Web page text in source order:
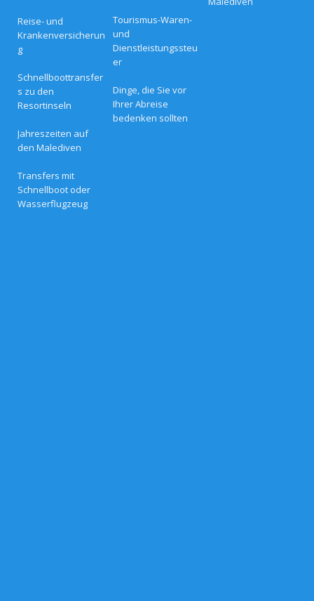
Reise- und
Krankenversicherun
g
Schnellboottransfer
s zu den
Resortinseln
Jahreszeiten auf
den Malediven
Transfers mit
Schnellboot oder
Wasserflugzeug
Tourismus-Waren-
und
Dienstleistungssteu
er
Dinge, die Sie vor
Ihrer Abreise
bedenken sollten